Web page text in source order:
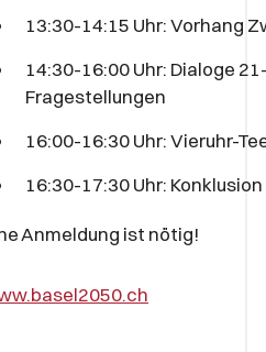
13:30-14:15 Uhr: Vorhang
14:30-16:00 Uhr: Dialoge
Fragestellungen
16:00-16:30 Uhr: Vieruhr-
16:30-17:30 Uhr:
Anmeldung ist nötig!